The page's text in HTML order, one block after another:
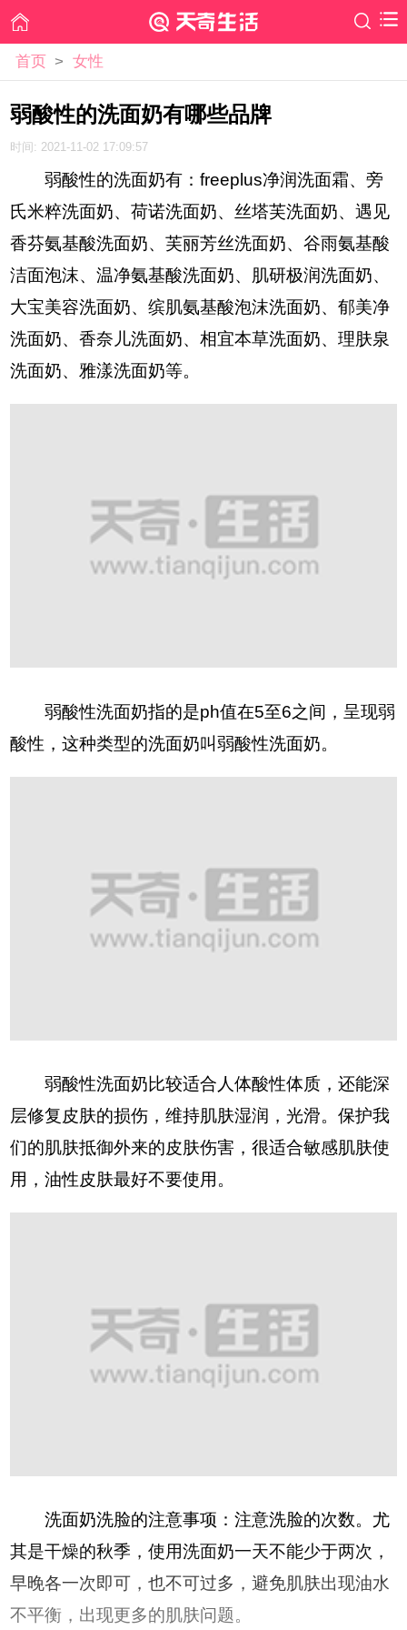
首页 > 女性
弱酸性的洗面奶有哪些品牌
时间: 2021-11-02 17:09:57
弱酸性的洗面奶有：freeplus净润洗面霜、旁
氏米粹洗面奶、荷诺洗面奶、丝塔芙洗面奶、遇见
香芬氨基酸洗面奶、芙丽芳丝洗面奶、谷雨氨基酸
洁面泡沫、温净氨基酸洗面奶、肌研极润洗面奶、
大宝美容洗面奶、缤肌氨基酸泡沫洗面奶、郁美净
洗面奶、香奈儿洗面奶、相宜本草洗面奶、理肤泉
洗面奶、雅漾洗面奶等。
弱酸性洗面奶指的是ph值在5至6之间，呈现弱
酸性，这种类型的洗面奶叫弱酸性洗面奶。
弱酸性洗面奶比较适合人体酸性体质，还能深
层修复皮肤的损伤，维持肌肤湿润，光滑。保护我
们的肌肤抵御外来的皮肤伤害，很适合敏感肌肤使
用，油性皮肤最好不要使用。
洗面奶洗脸的注意事项：注意洗脸的次数。尤
其是干燥的秋季，使用洗面奶一天不能少于两次，
早晚各一次即可，也不可过多，避免肌肤出现油水
不平衡，出现更多的肌肤问题。